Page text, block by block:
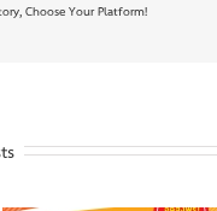
Choose Your Platform!